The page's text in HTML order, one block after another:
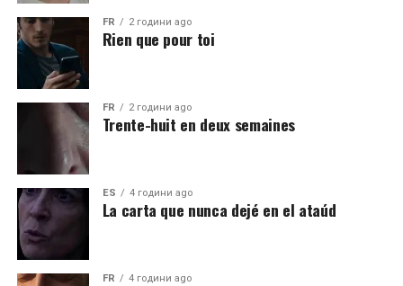
FR 2 години ago
Rien que pour toi
FR 2 години ago
Trente-huit en deux semaines
ES 4 години ago
La carta que nunca dejé en el ataúd
FR 4 години ago